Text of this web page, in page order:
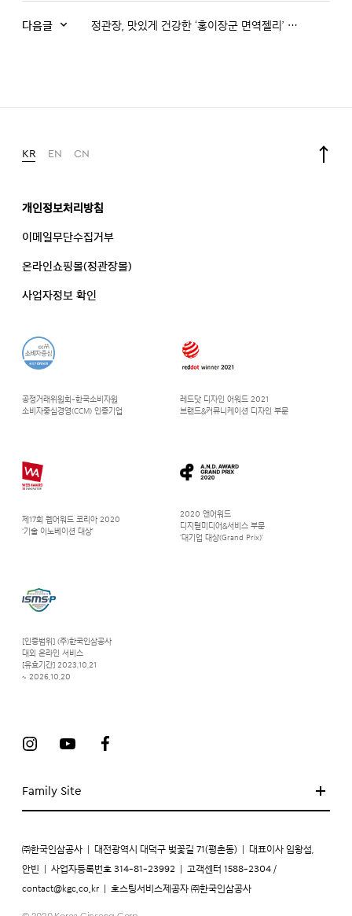
다음글 정관장, 맛있게 건강한 ‘홍이장군 면역젤리’ 출시… 키즈 면역 라인 강화
KR EN CN
Family Site
공정거래위원회-한국소비자원
소비자중심경영(CCM) 인증기업
레드닷 디자인 어워드 2021
브랜드&커뮤니케이션 디자인 부문
제17회 웹어워드 코리아 2020
‘기술 이노베이션 대상’
2020 앤어워드
디지털미디어&서비스 부문
‘대기업 대상(Grand Prix)’
[인증범위] (주)한국인삼공사
대외 온라인 서비스
[유효기간] 2023.10.21
~ 2026.10.20
개인정보처리방침
이메일무단수집거부
온라인쇼핑몰(정관장몰)
사업자정보 확인
㈜한국인삼공사 대전광역시 대덕구 벚꽃길 71(평촌동) 대표이사 임왕섭,
안빈 사업자등록번호 314-81-23992 고객센터 1588-2304 /
contact@kgc.co.kr 호스팅서비스제공자 ㈜한국인삼공사